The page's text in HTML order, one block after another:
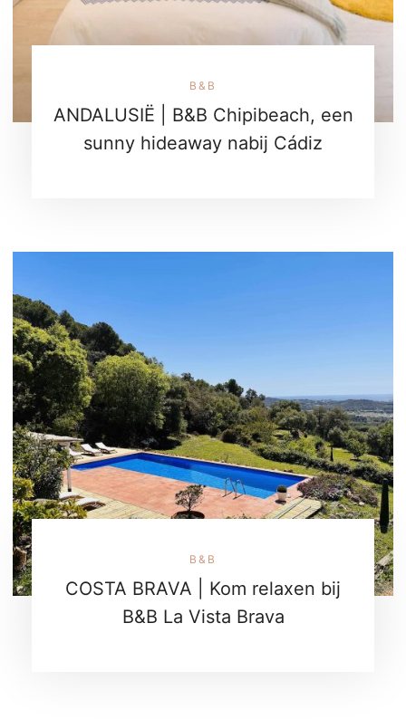
B&B
ANDALUSIË | B&B Chipibeach, een
sunny hideaway nabij Cádiz
B&B
COSTA BRAVA | Kom relaxen bij
B&B La Vista Brava